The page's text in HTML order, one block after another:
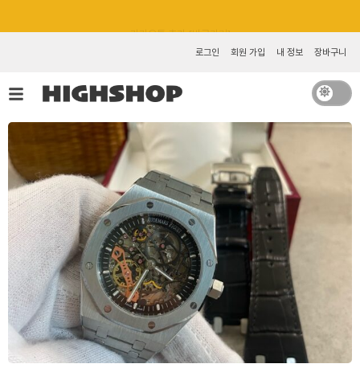
건
너
뛰
로그인 회원 가입 내 정보 장바구니